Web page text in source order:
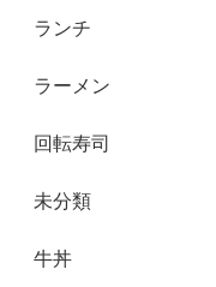
ランチ
ラーメン
回転寿司
未分類
牛丼